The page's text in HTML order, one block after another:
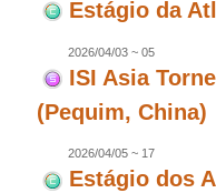
Estágio da
2026/04/03 ~ 05
ISI Asia
(Pequim, China)
2026/04/05 ~ 17
Estágio dos